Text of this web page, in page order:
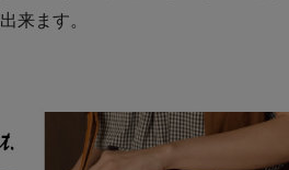
出来ます。